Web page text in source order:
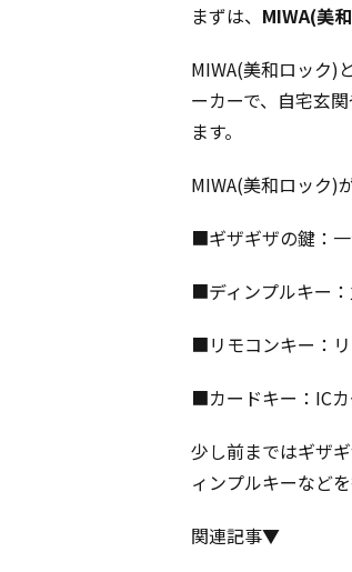
まずは、 MIWA(美
MIWA(美和ロック)
ーカーで、自宅玄
ます。
MIWA(美和ロック)
■ギザギザの鍵：
■ディンプルキー
■リモコンキー：
■カードキー：IC
少し前まではギザ
ィンプルキーなど
関連記事▼